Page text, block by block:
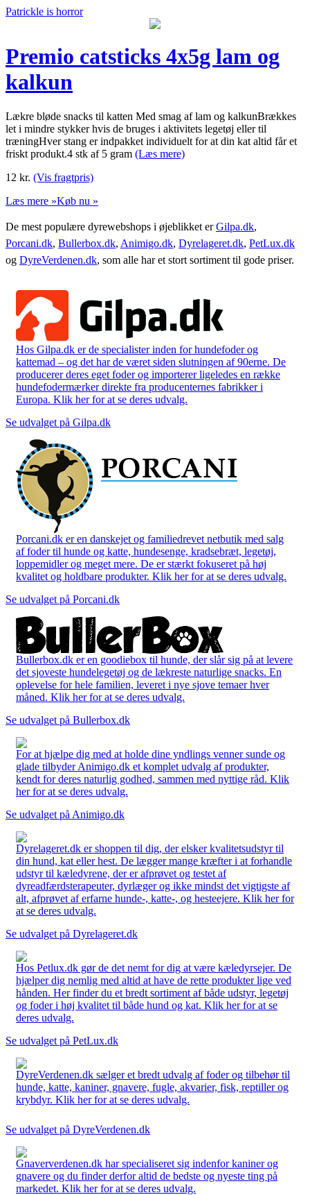
Patrickle is horror
Premio catsticks 4x5g lam og
kalkun
Lækre bløde snacks til katten Med smag af lam og kalkunBrækkes
let i mindre stykker hvis de bruges i aktivitets legetøj eller til
træningHver stang er indpakket individuelt for at din kat altid får et
friskt produkt.4 stk af 5 gram (Læs mere)
12 kr. (Vis fragtpris)
Læs mere »Køb nu »
De mest populære dyrewebshops i øjeblikket erGilpa.dk,
Porcani.dk, Bullerbox.dk, Animigo.dk, Dyrelageret.dk, PetLux.dk
og DyreVerdenen.dk, som alle har et stort sortiment til gode priser.
Hos Gilpa.dk er de specialister inden for hundefoder og
kattemad – og det har de været siden slutningen af 90erne. De
producerer deres eget foder og importerer ligeledes en række
hundefodermærker direkte fra producenternes fabrikker i
Europa. Klik her for at se deres udvalg.
Se udvalget på Gilpa.dk
Porcani.dk er en danskejet og familiedrevet netbutik med salg
af foder til hunde og katte, hundesenge, kradsebræt, legetøj,
loppemidler og meget mere. De er stærkt fokuseret på høj
kvalitet og holdbare produkter. Klik her for at se deres udvalg.
Se udvalget på Porcani.dk
Bullerbox.dk er en goodiebox til hunde, der slår sig på at levere
det sjoveste hundelegetøj og de lækreste naturlige snacks. En
oplevelse for hele familien, leveret i nye sjove temaer hver
måned. Klik her for at se deres udvalg.
Se udvalget på Bullerbox.dk
For at hjælpe dig med at holde dine yndlings venner sunde og
glade tilbyder Animigo.dk et komplet udvalg af produkter,
kendt for deres naturlig godhed, sammen med nyttige råd. Klik
her for at se deres udvalg.
Se udvalget på Animigo.dk
Dyrelageret.dk er shoppen til dig, der elsker kvalitetsudstyr til
din hund, kat eller hest. De lægger mange kræfter i at forhandle
udstyr til kæledyrene, der er afprøvet og testet af
dyreadfærdsterapeuter, dyrlæger og ikke mindst det vigtigste af
alt, afprøvet af erfarne hunde-, katte-, og hesteejere. Klik her for
at se deres udvalg.
Se udvalget på Dyrelageret.dk
Hos Petlux.dk gør de det nemt for dig at være kæledyrsejer. De
hjælper dig nemlig med altid at have de rette produkter lige ved
hånden. Her finder du et bredt sortiment af både udstyr, legetøj
og foder i høj kvalitet til både hund og kat. Klik her for at se
deres udvalg.
Se udvalget på PetLux.dk
DyreVerdenen.dk sælger et bredt udvalg af foder og tilbehør til
hunde, katte, kaniner, gnavere, fugle, akvarier, fisk, reptiller og
krybdyr. Klik her for at se deres udvalg.
Se udvalget på DyreVerdenen.dk
Gnaververdenen.dk har specialiseret sig indenfor kaniner og
gnavere og du finder derfor altid de bedste og nyeste ting på
markedet. Klik her for at se deres udvalg.